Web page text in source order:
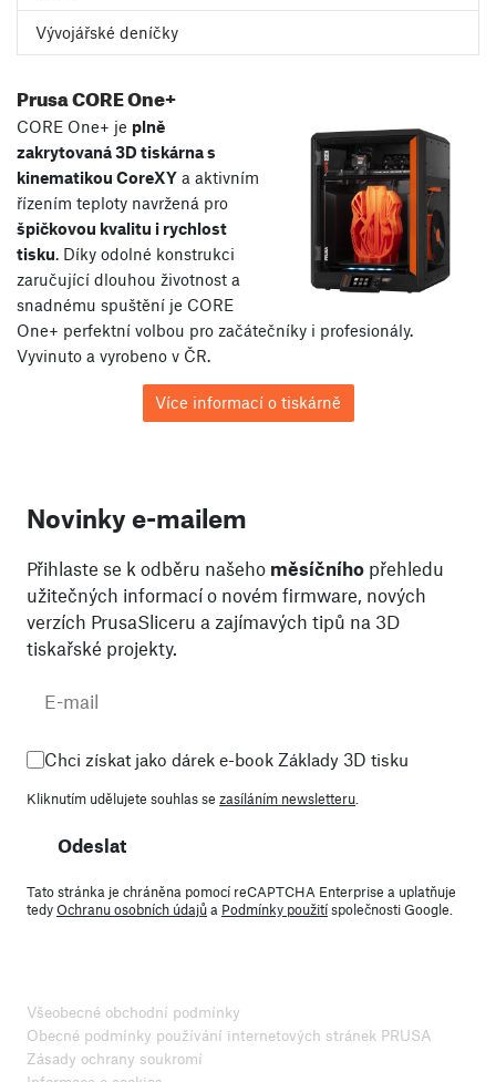
Vývojářské deníčky
Prusa CORE One+
CORE One+ je plně
zakrytovaná 3D tiskárna s
kinematikou CoreXY a aktivním
řízením teploty navržená pro
špičkovou kvalitu i rychlost
tisku. Díky odolné konstrukci
zaručující dlouhou životnost a
snadnému spuštění je CORE
One+ perfektní volbou pro začátečníky i profesionály.
Vyvinuto a vyrobeno v ČR.
Více informací o tiskárně
Novinky e-mailem
Přihlaste se k odběru našeho měsíčního přehledu
užitečných informací o novém firmware, nových
verzích PrusaSliceru a zajímavých tipů na 3D
tiskařské projekty.
Chci získat jako dárek e-book Základy 3D tisku
Kliknutím udělujete souhlas se zasíláním newsletteru
Odeslat
Tato stránka je chráněna pomocí reCAPTCHA Enterprise a uplatňuje
tedyOchranu osobních údajůa Podmínky použitíspolečnosti Google.
Všeobecné obchodní podmínky
Obecné podmínky používání internetových stránek PRUSA
Zásady ochrany soukromí